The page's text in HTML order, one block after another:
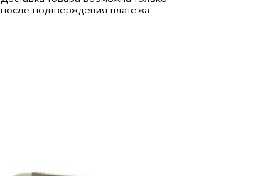
после подтверждения платежа.